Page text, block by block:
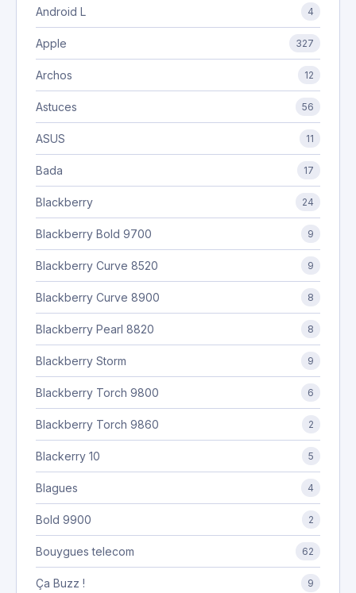
Android L 4
Apple 327
Archos 12
Astuces 56
ASUS 11
Bada 17
Blackberry 24
Blackberry Bold 9700 9
Blackberry Curve 8520 9
Blackberry Curve 8900 8
Blackberry Pearl 8820 8
Blackberry Storm 9
Blackberry Torch 9800 6
Blackberry Torch 9860 2
Blackerry 10 5
Blagues 4
Bold 9900 2
Bouygues telecom 62
Ça Buzz ! 9